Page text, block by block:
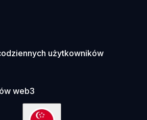
użytkowników
web3